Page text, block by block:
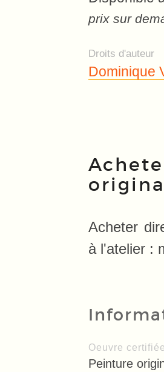
prix sur
Droits d'auteur
Dominique
Acheter
à l'atelier :
Oeuvre
Peinture